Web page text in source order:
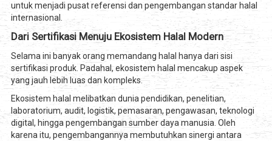
untuk menjadi pusat referensi dan pengembangan standar halal
internasional.
Dari Sertifikasi Menuju Ekosistem Halal Modern
Selama ini banyak orang memandang halal hanya dari sisi
sertifikasi produk. Padahal, ekosistem halal mencakup aspek
yang jauh lebih luas dan kompleks.
Ekosistem halal melibatkan dunia pendidikan, penelitian,
laboratorium, audit, logistik, pemasaran, pengawasan, teknologi
digital, hingga pengembangan sumber daya manusia. Oleh
karena itu, pengembangannya membutuhkan sinergi antara